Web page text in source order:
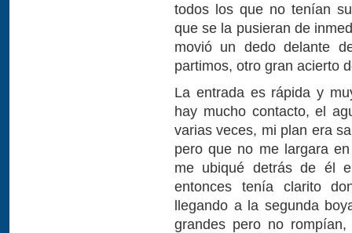
todos los que no tenían
que se la pusieran de
movió un dedo delante
partimos, otro gran acierto
La entrada es rápida y
hay mucho contacto, el
varias veces, mi plan era
pero que no me largara
me ubiqué detrás de él
entonces tenía clarito
llegando a la segunda
grandes pero no